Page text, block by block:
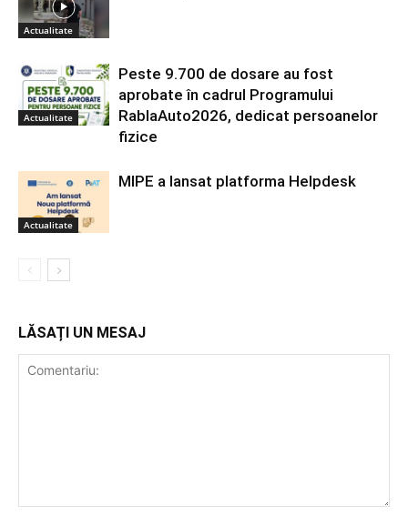
Actualitate
Actualitate
Peste 9.700 de dosare au fost
aprobate în cadrul Programului
RablaAuto2026, dedicat persoanelor
fizice
Actualitate
MIPE a lansat platforma Helpdesk
LĂSAȚI UN MESAJ